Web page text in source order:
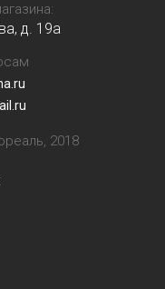
д. 19a
2018